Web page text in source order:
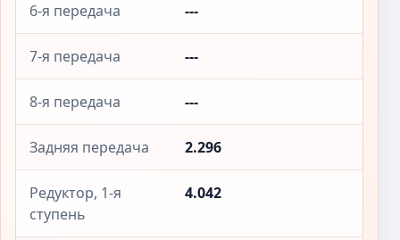
6-я передача ---
7-я передача ---
8-я передача ---
Задняя передача 2.296
Редуктор, 1-я
ступень
4.042